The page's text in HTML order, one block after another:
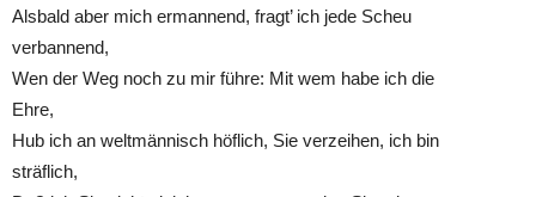
Alsbald aber mich ermannend, fragt’ ich jede Scheu
verbannend,
Wen der Weg noch zu mir führe: Mit wem habe ich die
Ehre,
Hub ich an weltmännisch höflich, Sie verzeihen, ich bin
sträflich,